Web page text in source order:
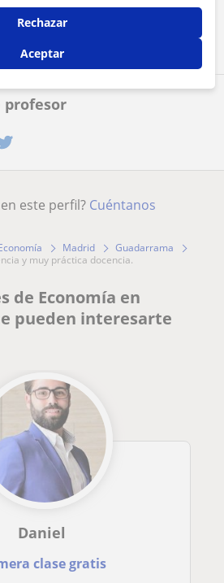
profesor
ahora
este perfil? Cuéntanos
Madrid
Guadarrama
y muy práctica docencia.
de Economía en
pueden interesarte
Daniel
clase gratis
Rechazar
Aceptar